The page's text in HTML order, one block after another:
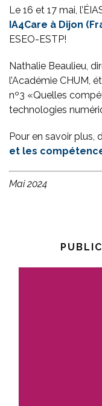
Le 16 et 17 mai,
IA4Care à Dijon
ESEO-ESTP!
Nathalie Beaulieu,
l’Académie CHUM,
nº3 «Quelles
technologies
Pour en savoir plus,
et les
Mai 2024